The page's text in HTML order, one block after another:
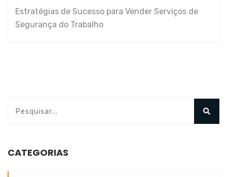
Estratégias de Sucesso para Vender Serviços de
Segurança do Trabalho
CATEGORIAS